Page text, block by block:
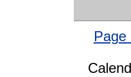
Page